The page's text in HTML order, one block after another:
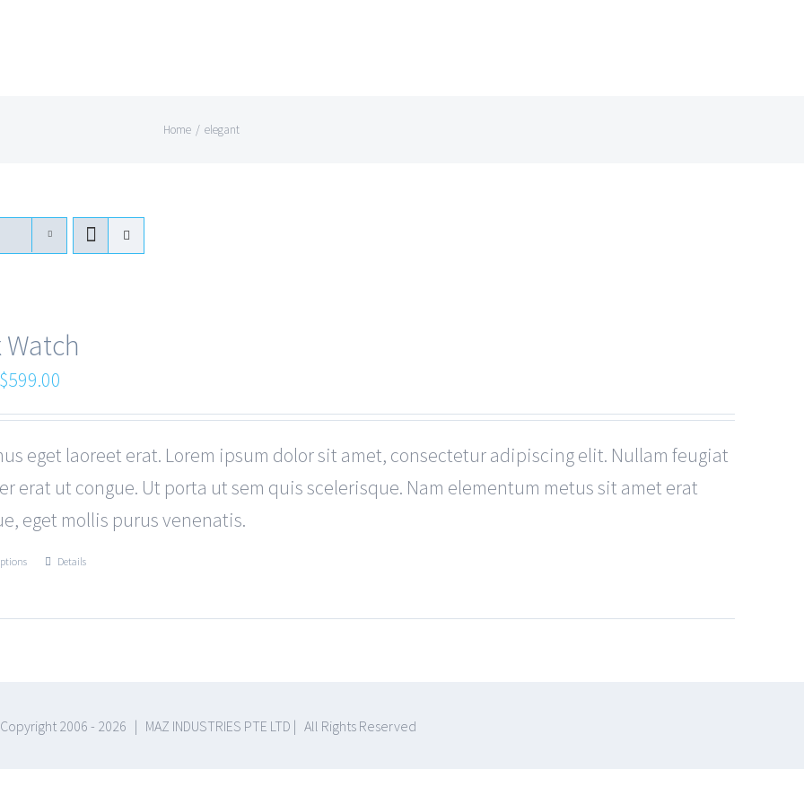
Home / elegant
Watch
$599.00
eget laoreet erat. Lorem ipsum dolor sit amet, consectetur adipiscing elit. Nullam feugiat
erat ut congue. Ut porta ut sem quis scelerisque. Nam elementum metus sit amet erat
eget mollis purus venenatis.
Details
2006 - 2026 | MAZ INDUSTRIES PTE LTD | All Rights Reserved